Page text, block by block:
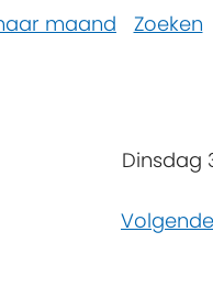
maand Zoeken
Dinsdag